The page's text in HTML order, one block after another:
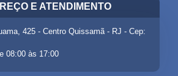
E ATENDIMENTO
425 - Centro Quissamã - RJ - Cep:
08:00 às 17:00